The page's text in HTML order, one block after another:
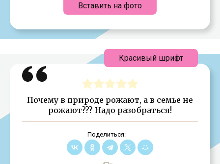
Вставить на фото
Почему в природе рожают, а в семье не
рожают??? Надо разобраться!
Поделиться:
Красивый шрифт